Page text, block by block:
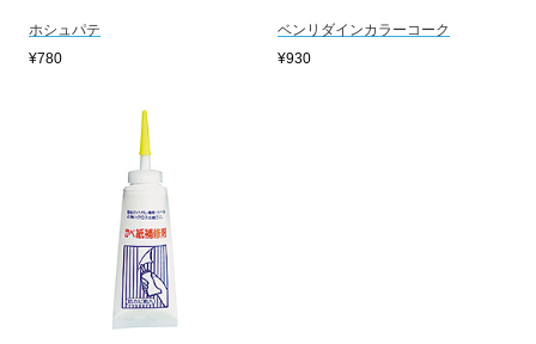
ホシュパテ
¥780
ベンリダインカラーコーク
¥930